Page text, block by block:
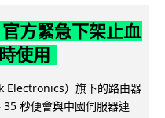
方緊急下架止血
使用
Electronics）旗下的路由器
秒便會與中國伺服器連